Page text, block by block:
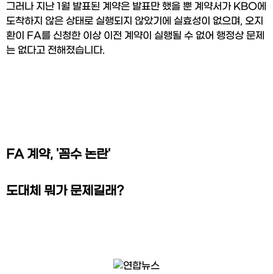
그러나 지난 1월 발표된 계약은 발표만 했을 뿐 계약서가 KBO에
도착하지 않은 상태로 실행되지 않았기에 실효성이 없으며, 오지
환이 FA를 신청한 이상 이전 계약이 실행될 수 없어 행정상 문제
는 없다고 전해졌습니다.
FA 계약, '꼼수 논란'
도대체 뭐가 문제길래?